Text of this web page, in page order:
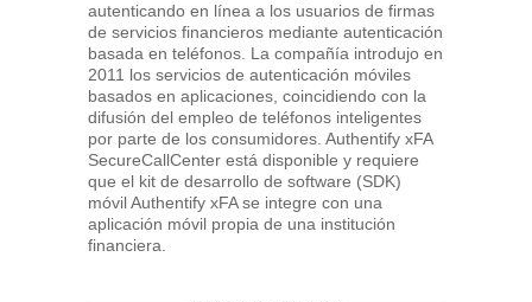
autenticando en línea a los usuarios de firmas
de servicios financieros mediante autenticación
basada en teléfonos. La compañía introdujo en
2011 los servicios de autenticación móviles
basados en aplicaciones, coincidiendo con la
difusión del empleo de teléfonos inteligentes
por parte de los consumidores. Authentify xFA
SecureCallCenter está disponible y requiere
que el kit de desarrollo de software (SDK)
móvil Authentify xFA se integre con una
aplicación móvil propia de una institución
financiera.